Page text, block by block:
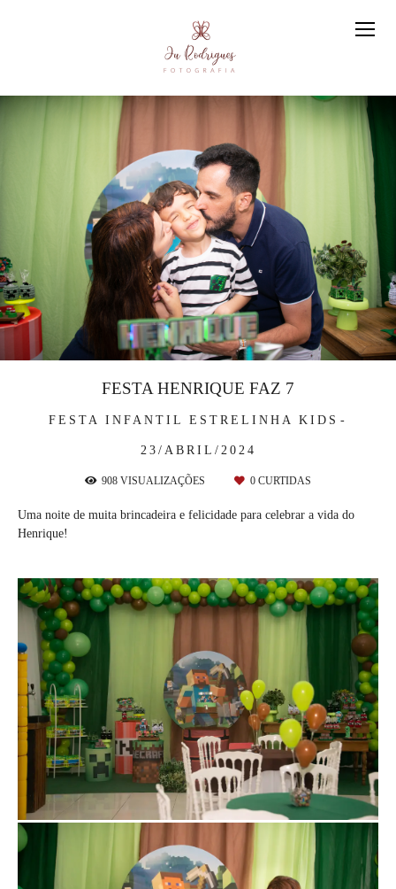
FESTA INFANTIL ESTRELINHA KIDS
23/ABRIL/2024
FESTA HENRIQUE FAZ 7
908 VISUALIZAÇÕES 0 CURTIDAS
Uma noite de muita brincadeira e felicidade para celebrar a vida do
Henrique!